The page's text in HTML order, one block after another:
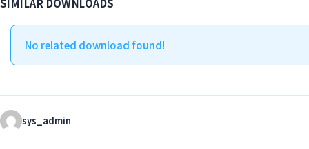
SIMILAR DOWNLOADS
No related download found!
sys_admin